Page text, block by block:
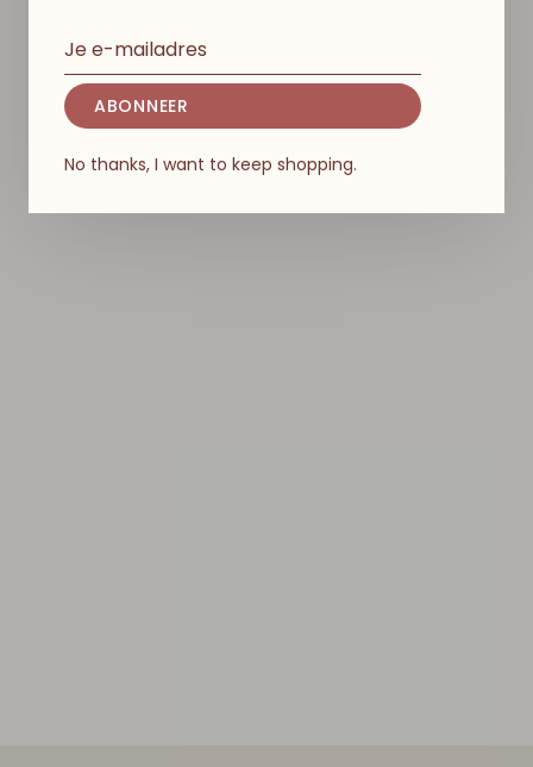
ABONNEER
No thanks, I want to keep shopping.